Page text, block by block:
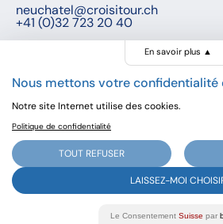
DèsCHF -
Prochain départ: -
Voir toutes les
neuchatel@croisitour.ch
+41 (0)32 723 20 40
© Buchard voyages, 2026 - Tous droits
En savoir plus ▲
Nous mettons votre confidentialité
Notre site Internet utilise des cookies.
Politique de confidentialité
TOUT REFUSER
LAISSEZ-MOI
Le Consentement Suisse par